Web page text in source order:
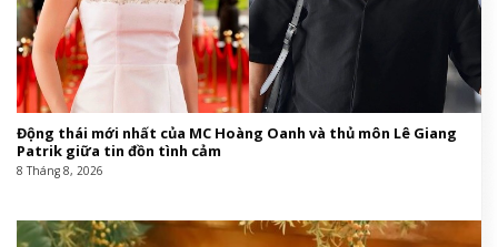
Động thái mới nhất của MC Hoàng Oanh và thủ môn Lê Giang
Patrik giữa tin đồn tình cảm
8 Tháng 8, 2026